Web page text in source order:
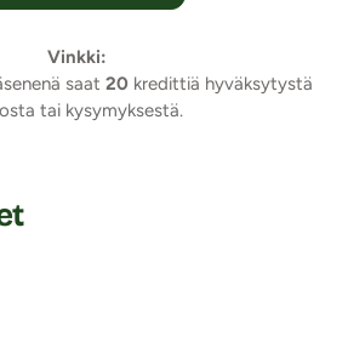
käyttäjille.
liikkuessa, sillä siinä on riittävä
Vinkki:
saat 20 kredittiä hyväksytystä
tai kysymyksestä.